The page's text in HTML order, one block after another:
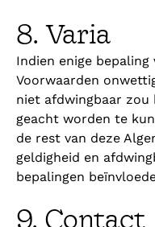
8. Varia
Indien enige bepaling
Voorwaarden
niet afdwingbaar zou
geacht worden te
de rest van deze
geldigheid en
bepalingen
9. Contact